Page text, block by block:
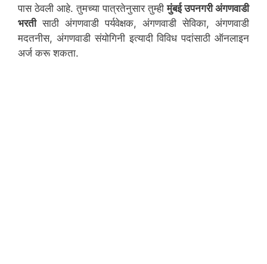
पास ठेवली आहे. तुमच्या पात्रतेनुसार तुम्हीमुंबई उपनगरीअंगणवाडी
भरतीसाठी अंगणवाडी पर्यवेक्षक, अंगणवाडी सेविका, अंगणवाडी
मदतनीस, अंगणवाडी संयोगिनी इत्यादी विविध पदांसाठी ऑनलाइन
अर्ज करू शकता.